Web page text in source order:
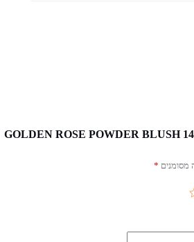
היה הראשון לכתוב סקירה “GOLDEN ROSE POWDER BLUSH 14
מסומנים *